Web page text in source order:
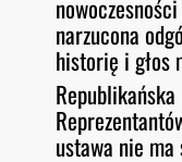
narzucona
historię i głos
ustawa nie